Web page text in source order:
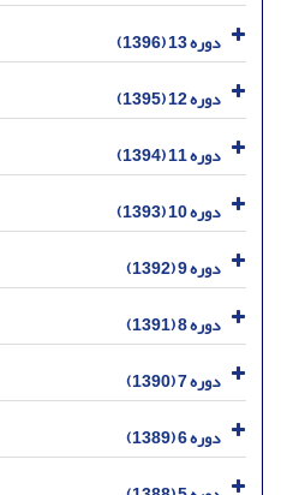
دوره 13 (1396)
دوره 12 (1395)
دوره 11 (1394)
دوره 10 (1393)
دوره 9 (1392)
دوره 8 (1391)
دوره 7 (1390)
دوره 6 (1389)